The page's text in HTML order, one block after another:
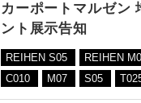
カーポートマルゼ
ント展示告知
REIHEN S05 REIHEN
C010
M07 S05